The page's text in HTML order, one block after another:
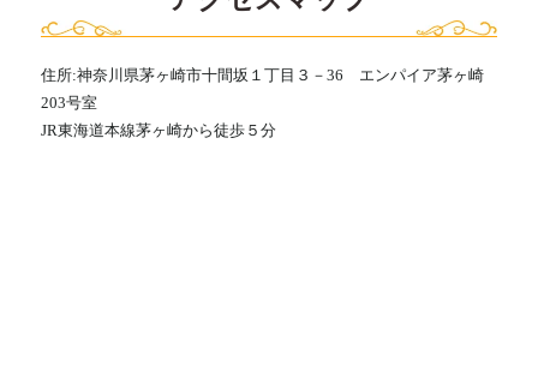
住所:神奈川県茅ヶ崎市十間坂１丁目３－36 エンパイア茅ヶ崎
203号室
JR東海道本線茅ヶ崎から徒歩５分